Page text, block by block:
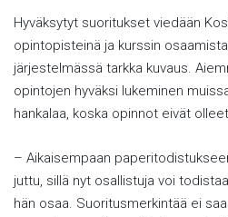
Hyväksytyt suoritukset viedään
opintopisteinä ja kurssin
järjestelmässä tarkka kuvaus.
opintojen hyväksi lukeminen
hankalaa, koska opinnot eivät
– Aikaisempaan
juttu, sillä nyt osallistuja voi
hän osaa. Suoritusmerkintää ei